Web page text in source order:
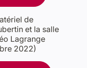
de
et la salle
Lagrange
2022)